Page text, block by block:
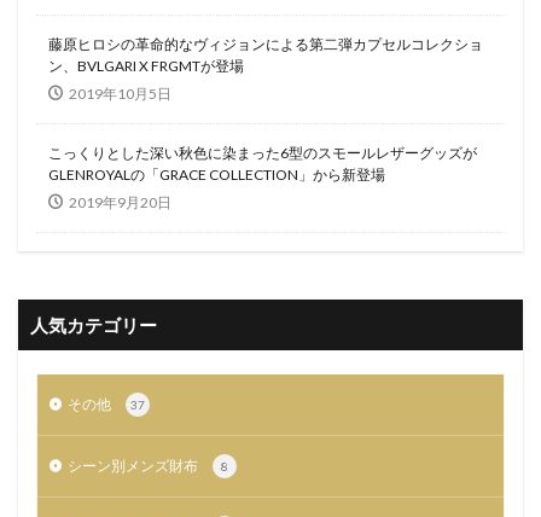
藤原ヒロシの革命的なヴィジョンによる第二弾カプセルコレクショ
ン、BVLGARI X FRGMTが登場
2019年10月5日
こっくりとした深い秋色に染まった6型のスモールレザーグッズが
GLENROYALの「GRACE COLLECTION」から新登場
2019年9月20日
人気カテゴリー
その他 37
シーン別メンズ財布 8